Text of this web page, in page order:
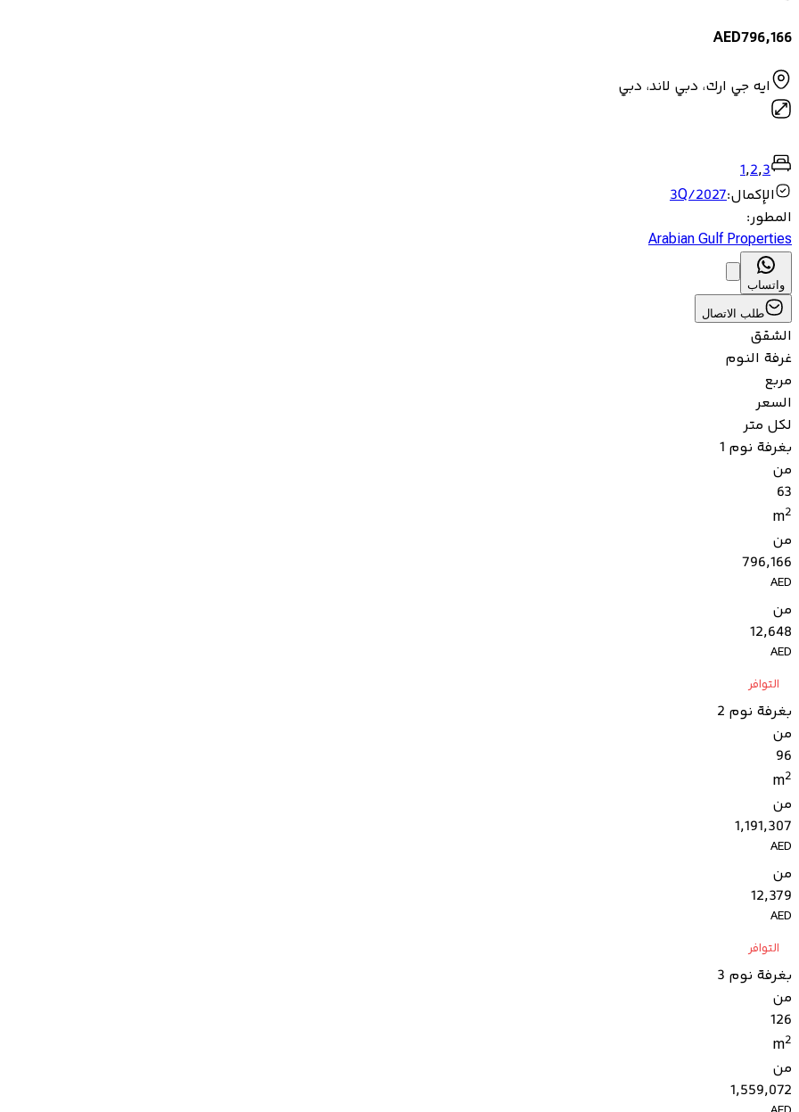
AED796,166
ايه جي ارك، دبي لاند، دبي
1,2,3
الإكمال:
3Q/2027
المطور:
Arabian Gulf Properties
واتساب
طلب الاتصال
الشقق
غرفة النوم
مربع
السعر
لكل متر
بغرفة نوم 1
من
63
m2
من
796,166
AED
من
12,648
AED
التوافر
بغرفة نوم 2
من
96
m2
من
1,191,307
AED
من
12,379
AED
التوافر
بغرفة نوم 3
من
126
m2
من
1,559,072